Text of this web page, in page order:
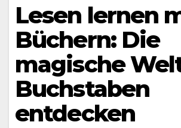
Lesen lernen
Büchern: Die
magische
Buchstaben
entdecken